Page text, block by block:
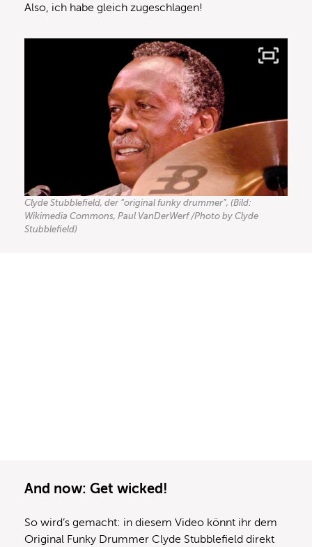
Also, ich habe gleich zugeschlagen!
Clyde Stubblefield, der “original funky drummer”, (Bild:
Wikimedia Commons, Paul VanDerWerf /Photo by Clyde
Stubblefield)
And now: Get wicked!
So wird’s gemacht: in diesem Video könnt ihr dem
Original Funky Drummer Clyde Stubblefield direkt